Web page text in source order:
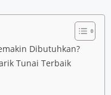
Dibutuhkan?
Tunai Terbaik